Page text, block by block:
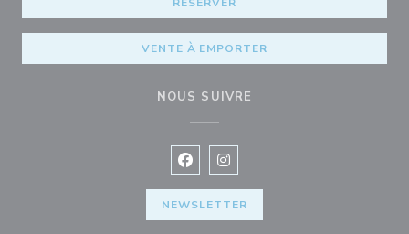
VENTE À EMPORTER
NOUS SUIVRE
Facebook ((ouvre une nouvelle
Instagram ((ouvre une
NEWSLETTER